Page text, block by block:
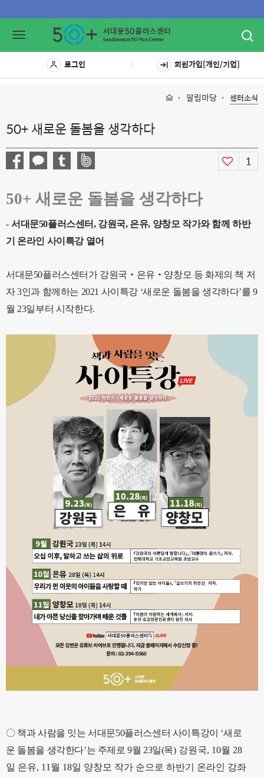
Toggle
로그인 회원가입[개인/기업]
알림마당 센터소식
50+ 새로운 돌봄을 생각하다
1
50+ 새로운 돌봄을 생각하다
- 서대문50플러스센터, 강원국, 은유, 양창모 작가와 함께 하반
기 온라인 사이특강 열어
서대문50플러스센터가 강원국 ‧ 은유 ‧ 양창모 등 화제의 책 저
자3인과 함께하는 2021 사이특강 ‘새로운 돌봄을 생각하다’를9
월23일부터 시작한다.
〇 책과 사람을 잇는 서대문50플러스센터 사이특강이 ‘새로
운 돌봄을 생각한다’는 주제로9월 23일(목) 강원국, 10월 28
일 은유, 11 월 18일 양창모 작가 순으로 하반기 온라인 강좌